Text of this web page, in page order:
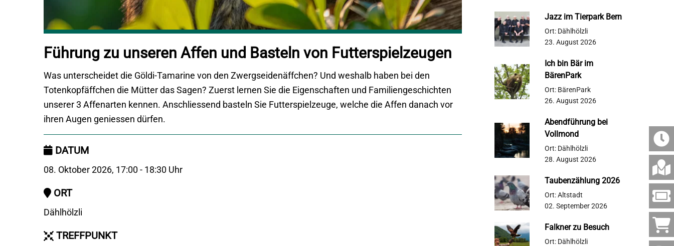
Führung zu unseren Affen und Basteln von Futterspielzeugen
Was unterscheidet die Göldi-Tamarine von den Zwergseidenäffchen? Und weshalb haben bei den
Totenkopfäffchen die Mütter das Sagen? Zuerst lernen Sie die Eigenschaften und Familiengeschichten
unserer 3 Affenarten kennen. Anschliessend basteln Sie Futterspielzeuge, welche die Affen danach vor
ihren Augen geniessen dürfen.
DATUM
08. Oktober 2026, 17:00 - 18:30 Uhr
ORT
Dählhölzli
TREFFPUNKT
Jazz im Tierpark Bern
Ort: Dählhölzli
23. August 2026
Ich bin Bär im
BärenPark
Ort: BärenPark
26. August 2026
Abendführung bei
Vollmond
Ort: Dählhölzli
28. August 2026
Taubenzählung 2026
Ort: Altstadt
02. September 2026
Falkner zu Besuch
Ort: Dählhölzli